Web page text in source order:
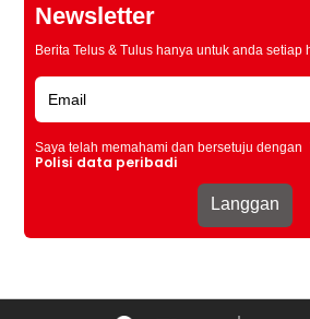
Newsletter
Berita Telus & Tulus hanya untuk anda setiap
Saya telah memahami dan bersetuju dengan
Polisi data peribadi